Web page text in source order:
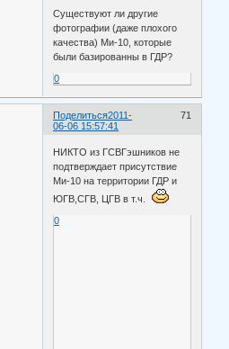
Существуют ли другие
фотографии (даже плохого
качества) Ми-10, которые
были базированны в ГДР?
0
Поделиться 71
2011-
06-06 15:57:41
НИКТО из ГСВГэшников не
подтверждает присутствие
Ми-10 на территории ГДР и
ЮГВ,СГВ, ЦГВ в т.ч.
0